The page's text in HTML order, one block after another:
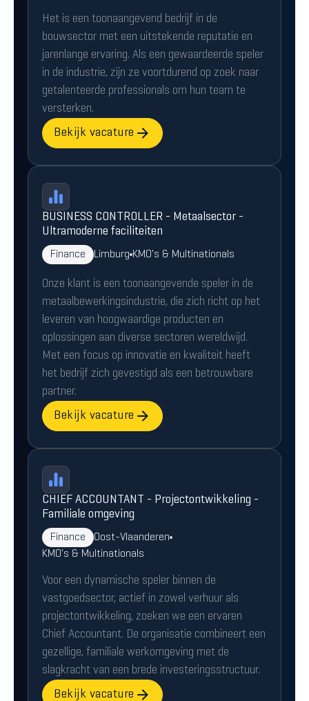
Het is een toonaangevend bedrijf in de
bouwsector met een uitstekende reputatie en
jarenlange ervaring. Als een gewaardeerde speler
in de industrie, zijn ze voortdurend op zoek naar
getalenteerde professionals om hun team te
versterken.
Bekijk vacature
BUSINESS CONTROLLER - Metaalsector -
Ultramoderne faciliteiten
Finance Limburg KMO's & Multinationals
Onze klant is een toonaangevende speler in de
metaalbewerkingsindustrie, die zich richt op het
leveren van hoogwaardige producten en
oplossingen aan diverse sectoren wereldwijd.
Met een focus op innovatie en kwaliteit heeft
het bedrijf zich gevestigd als een betrouwbare
partner.
Bekijk vacature
CHIEF ACCOUNTANT - Projectontwikkeling -
Familiale omgeving
Finance
Oost-Vlaanderen
KMO's & Multinationals
Voor een dynamische speler binnen de
vastgoedsector, actief in zowel verhuur als
projectontwikkeling, zoeken we een ervaren
Chief Accountant. De organisatie combineert een
gezellige, familiale werkomgeving met de
slagkracht van een brede investeringsstructuur.
Bekijk vacature